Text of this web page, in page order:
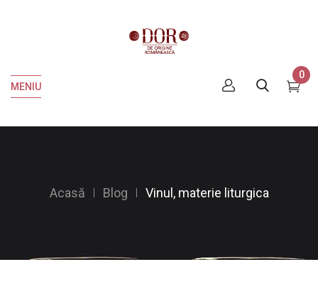
MENIU
0
Acasă Blog Vinul, materie liturgica